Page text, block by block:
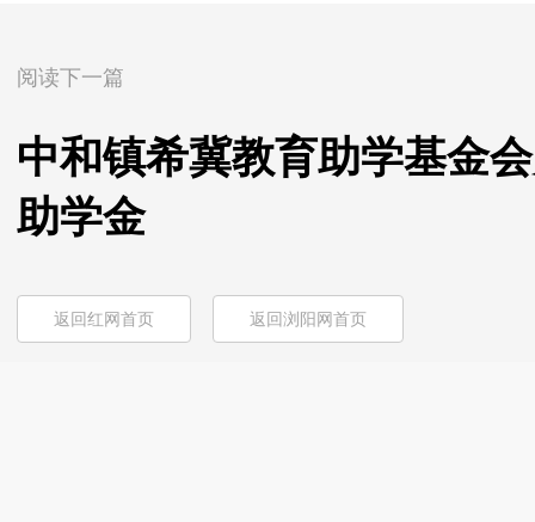
阅读下一篇
中和镇希冀教育助学基金
助学金
返回红网首页 返回浏阳网首页